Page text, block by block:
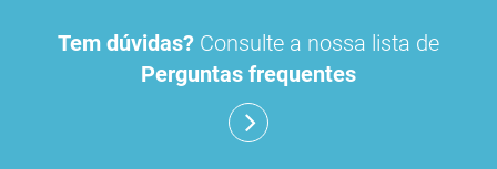
Tem dúvidas? Consulte a nossa lista de
Perguntas frequentes